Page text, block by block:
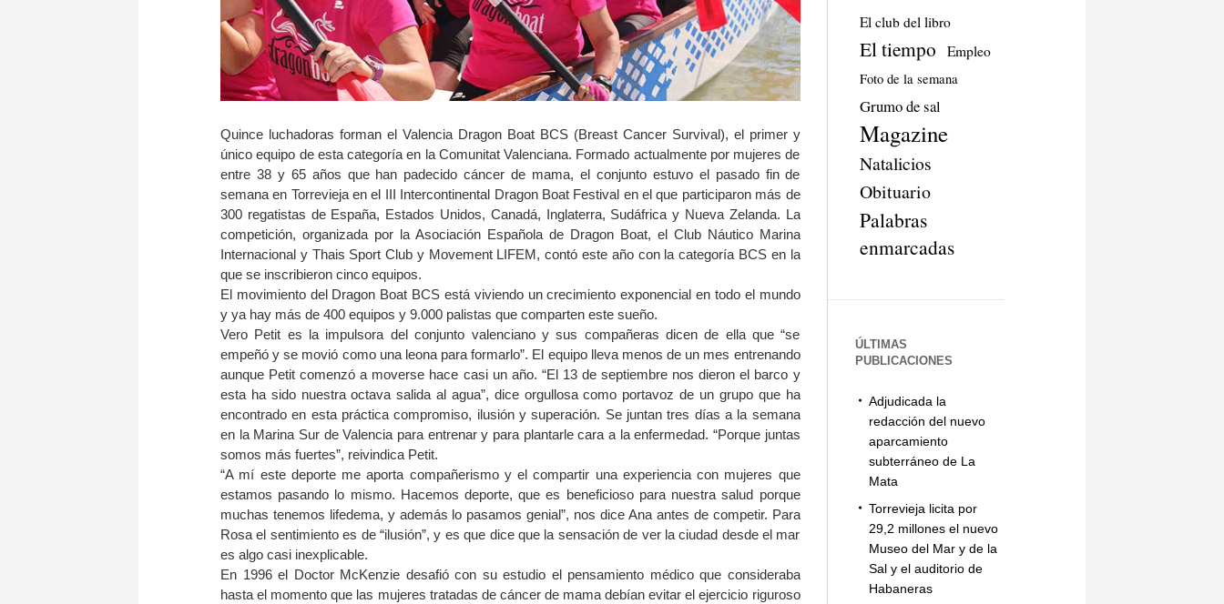
Quince luchadoras forman el Valencia Dragon Boat BCS (Breast Cancer Survival), el primer y
único equipo de esta categoría en la Comunitat Valenciana. Formado actualmente por mujeres de
entre 38 y 65 años que han padecido cáncer de mama, el conjunto estuvo el pasado fin de
semana en Torrevieja en el III Intercontinental Dragon Boat Festival en el que participaron más de
300 regatistas de España, Estados Unidos, Canadá, Inglaterra, Sudáfrica y Nueva Zelanda. La
competición, organizada por la Asociación Española de Dragon Boat, el Club Náutico Marina
Internacional y Thais Sport Club y Movement LIFEM, contó este año con la categoría BCS en la
que se inscribieron cinco equipos.
El movimiento del Dragon Boat BCS está viviendo un crecimiento exponencial en todo el mundo
y ya hay más de 400 equipos y 9.000 palistas que comparten este sueño.
Vero Petit es la impulsora del conjunto valenciano y sus compañeras dicen de ella que “se
empeñó y se movió como una leona para formarlo”. El equipo lleva menos de un mes entrenando
aunque Petit comenzó a moverse hace casi un año. “El 13 de septiembre nos dieron el barco y
esta ha sido nuestra octava salida al agua”, dice orgullosa como portavoz de un grupo que ha
encontrado en esta práctica compromiso, ilusión y superación. Se juntan tres días a la semana
en la Marina Sur de Valencia para entrenar y para plantarle cara a la enfermedad. “Porque juntas
somos más fuertes”, reivindica Petit.
“A mí este deporte me aporta compañerismo y el compartir una experiencia con mujeres que
estamos pasando lo mismo. Hacemos deporte, que es beneficioso para nuestra salud porque
muchas tenemos lifedema, y además lo pasamos genial”, nos dice Ana antes de competir. Para
Rosa el sentimiento es de “ilusión”, y es que dice que la sensación de ver la ciudad desde el mar
es algo casi inexplicable.
En 1996 el Doctor McKenzie desafió con su estudio el pensamiento médico que consideraba
hasta el momento que las mujeres tratadas de cáncer de mama debían evitar el ejercicio riguroso
El club del libro
El tiempo Empleo
Foto de la semana
Grumo de sal
Magazine
Natalicios
Obituario
Palabras
enmarcadas
ÚLTIMAS
PUBLICACIONES
Adjudicada la
redacción del nuevo
aparcamiento
subterráneo de La
Mata
Torrevieja licita por
29,2 millones el nuevo
Museo del Mar y de la
Sal y el auditorio de
Habaneras